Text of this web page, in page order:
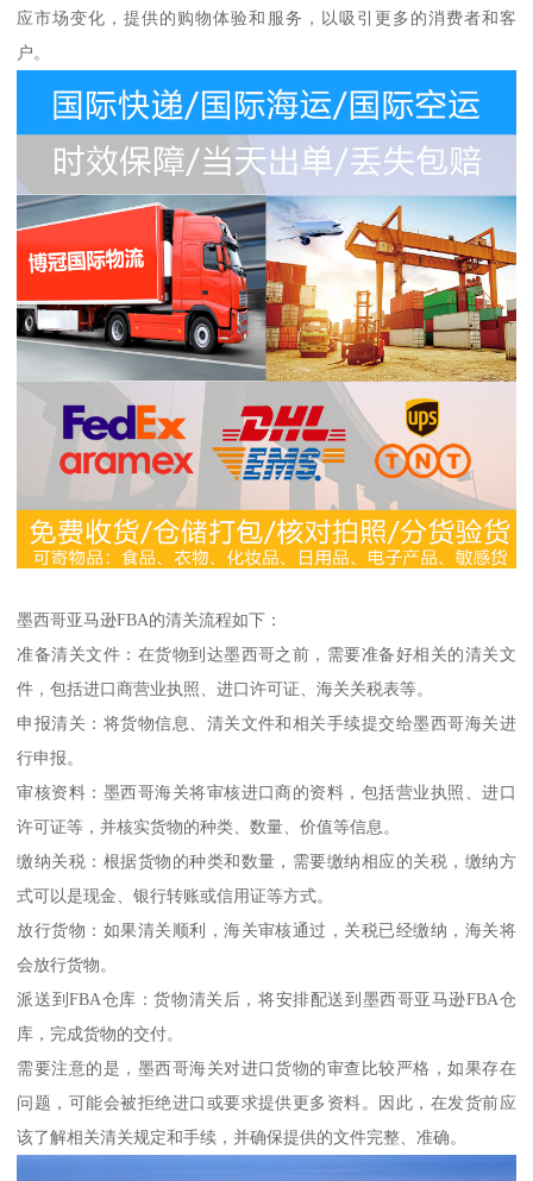
应市场变化，提供的购物体验和服务，以吸引更多的消费者和客
户。
墨西哥亚马逊FBA的清关流程如下：
准备清关文件：在货物到达墨西哥之前，需要准备好相关的清关文
件，包括进口商营业执照、进口许可证、海关关税表等。
申报清关：将货物信息、清关文件和相关手续提交给墨西哥海关进
行申报。
审核资料：墨西哥海关将审核进口商的资料，包括营业执照、进口
许可证等，并核实货物的种类、数量、价值等信息。
缴纳关税：根据货物的种类和数量，需要缴纳相应的关税，缴纳方
式可以是现金、银行转账或信用证等方式。
放行货物：如果清关顺利，海关审核通过，关税已经缴纳，海关将
会放行货物。
派送到FBA仓库：货物清关后，将安排配送到墨西哥亚马逊FBA仓
库，完成货物的交付。
需要注意的是，墨西哥海关对进口货物的审查比较严格，如果存在
问题，可能会被拒绝进口或要求提供更多资料。因此，在发货前应
该了解相关清关规定和手续，并确保提供的文件完整、准确。